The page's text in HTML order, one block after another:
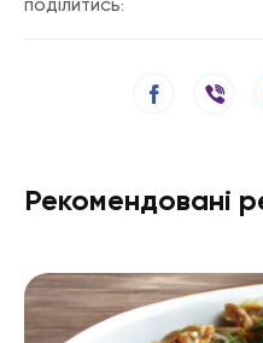
ПОДІЛИТИСЬ:
Рекомендовані